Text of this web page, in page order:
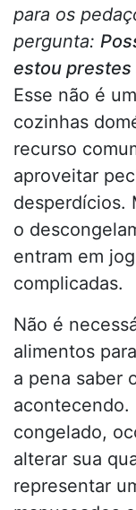
para os
pergunta:
estou prestes
Esse não é
cozinhas
recurso
aproveitar
desperdícios.
o
entram em
complicadas.
Não é
alimentos
a pena saber
acontecendo.
congelado,
alterar sua
representar